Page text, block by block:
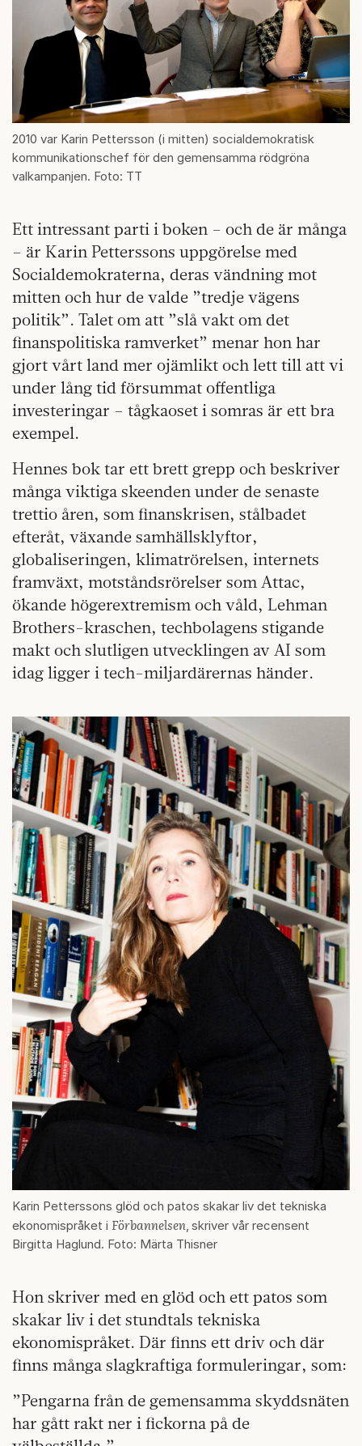
2010 var Karin Pettersson (i mitten) socialdemokratisk
kommunikationschef för den gemensamma rödgröna
valkampanjen. Foto: TT
Ett intressant parti i boken – och de är många
– är Karin Petterssons uppgörelse med
Socialdemokraterna, deras vändning mot
mitten och hur de valde ”tredje vägens
politik”. Talet om att ”slå vakt om det
finanspolitiska ramverket” menar hon har
gjort vårt land mer ojämlikt och lett till att vi
under lång tid försummat offentliga
investeringar – tågkaoset i somras är ett bra
exempel.
Hennes bok tar ett brett grepp och beskriver
många viktiga skeenden under de senaste
trettio åren, som finanskrisen, stålbadet
efteråt, växande samhällsklyftor,
globaliseringen, klimatrörelsen, internets
framväxt, motståndsrörelser som Attac,
ökande högerextremism och våld, Lehman
Brothers-kraschen, techbolagens stigande
makt och slutligen utvecklingen av AI som
idag ligger i tech-miljardärernas händer.
Karin Petterssons glöd och patos skakar liv det tekniska
ekonomispråket i Förbannelsen, skriver vår recensent
Birgitta Haglund. Foto: Märta Thisner
Hon skriver med en glöd och ett patos som
skakar liv i det stundtals tekniska
ekonomispråket. Där finns ett driv och där
finns många slagkraftiga formuleringar, som:
”Pengarna från de gemensamma skyddsnäten
har gått rakt ner i fickorna på de